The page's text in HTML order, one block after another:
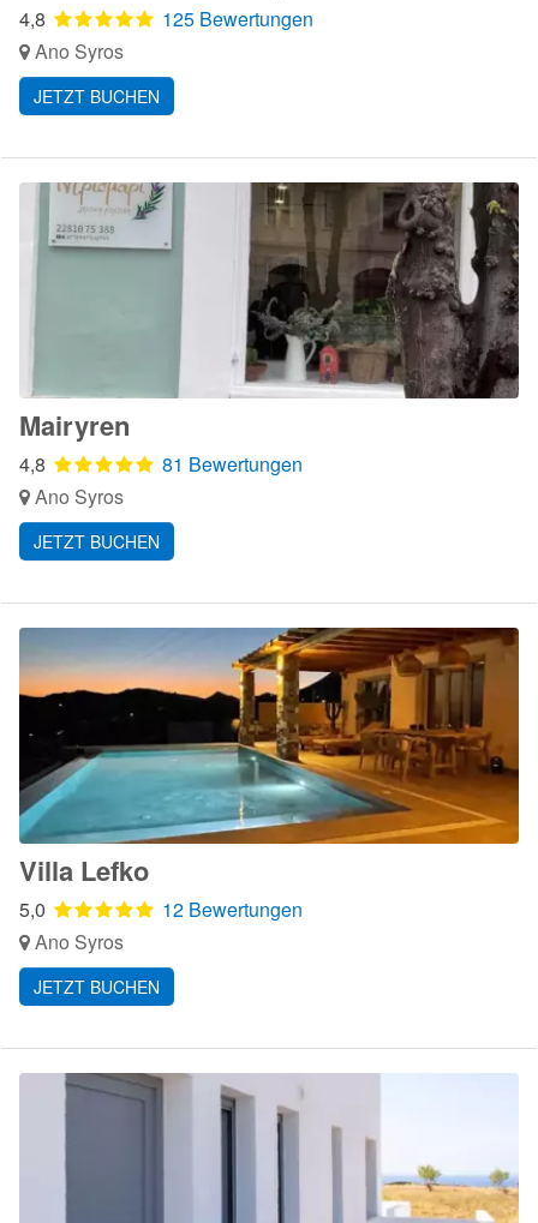
4,8
125 Bewertungen
Ano Syros
JETZT BUCHEN
Mairyren
4,8
81 Bewertungen
Ano Syros
JETZT BUCHEN
Villa Lefko
5,0
12 Bewertungen
Ano Syros
JETZT BUCHEN